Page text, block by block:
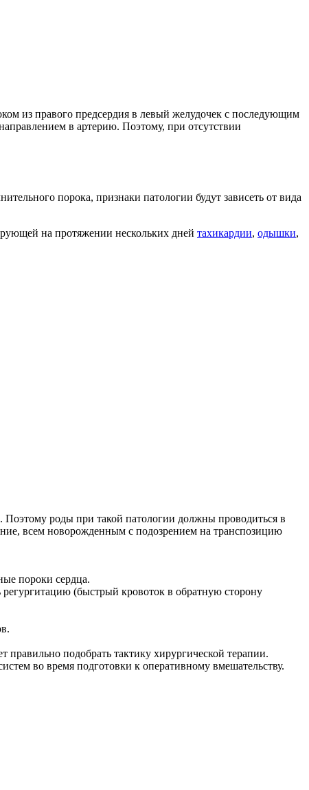
из правого предсердия в левый желудочек с последующим
в артерию. Поэтому, при отсутствии
порока, признаки патологии будут зависеть от вида
на протяжении нескольких дней тахикардии, одышки,
Поэтому роды при такой патологии должны проводиться в
всем новорожденным с подозрением на транспозицию
пороки сердца.
(быстрый кровоток в обратную сторону
подобрать тактику хирургической терапии.
во время подготовки к оперативному вмешательству.